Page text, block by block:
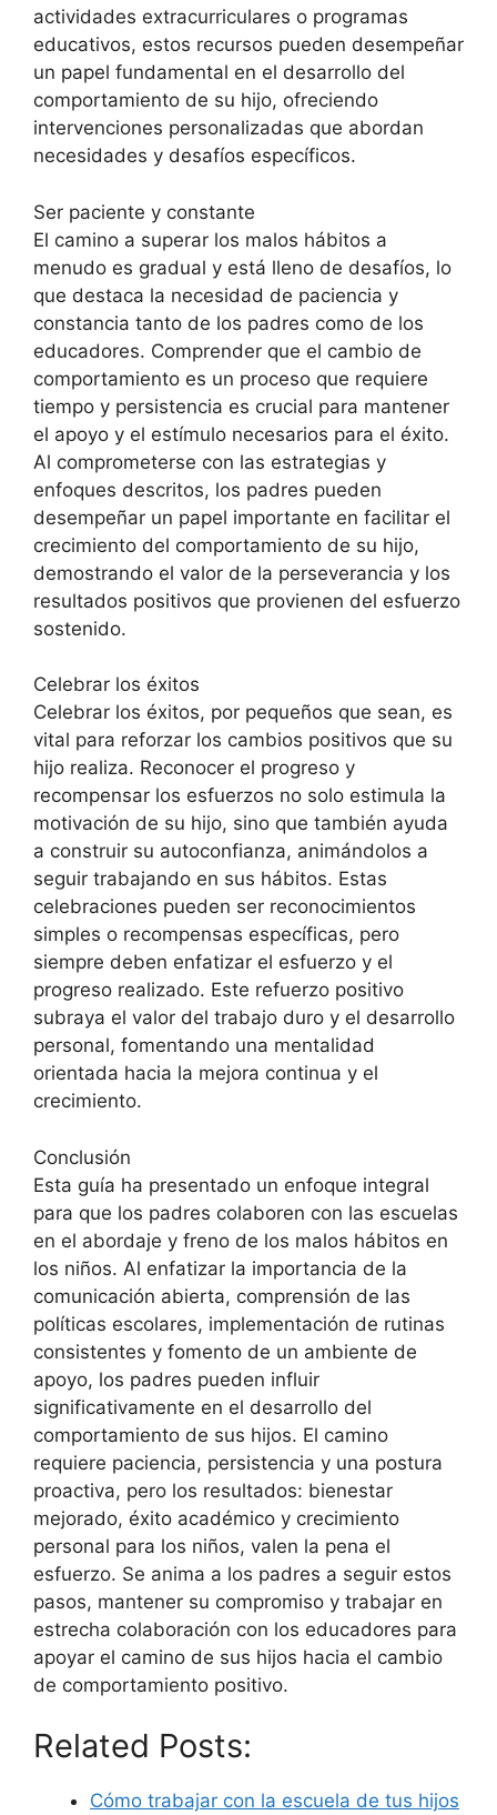
actividades extracurriculares o programas
educativos, estos recursos pueden desempeñar
un papel fundamental en el desarrollo del
comportamiento de su hijo, ofreciendo
intervenciones personalizadas que abordan
necesidades y desafíos específicos.
Ser paciente y constante
El camino a superar los malos hábitos a
menudo es gradual y está lleno de desafíos, lo
que destaca la necesidad de paciencia y
constancia tanto de los padres como de los
educadores. Comprender que el cambio de
comportamiento es un proceso que requiere
tiempo y persistencia es crucial para mantener
el apoyo y el estímulo necesarios para el éxito.
Al comprometerse con las estrategias y
enfoques descritos, los padres pueden
desempeñar un papel importante en facilitar el
crecimiento del comportamiento de su hijo,
demostrando el valor de la perseverancia y los
resultados positivos que provienen del esfuerzo
sostenido.
Celebrar los éxitos
Celebrar los éxitos, por pequeños que sean, es
vital para reforzar los cambios positivos que su
hijo realiza. Reconocer el progreso y
recompensar los esfuerzos no solo estimula la
motivación de su hijo, sino que también ayuda
a construir su autoconfianza, animándolos a
seguir trabajando en sus hábitos. Estas
celebraciones pueden ser reconocimientos
simples o recompensas específicas, pero
siempre deben enfatizar el esfuerzo y el
progreso realizado. Este refuerzo positivo
subraya el valor del trabajo duro y el desarrollo
personal, fomentando una mentalidad
orientada hacia la mejora continua y el
crecimiento.
Conclusión
Esta guía ha presentado un enfoque integral
para que los padres colaboren con las escuelas
en el abordaje y freno de los malos hábitos en
los niños. Al enfatizar la importancia de la
comunicación abierta, comprensión de las
políticas escolares, implementación de rutinas
consistentes y fomento de un ambiente de
apoyo, los padres pueden influir
significativamente en el desarrollo del
comportamiento de sus hijos. El camino
requiere paciencia, persistencia y una postura
proactiva, pero los resultados: bienestar
mejorado, éxito académico y crecimiento
personal para los niños, valen la pena el
esfuerzo. Se anima a los padres a seguir estos
pasos, mantener su compromiso y trabajar en
estrecha colaboración con los educadores para
apoyar el camino de sus hijos hacia el cambio
de comportamiento positivo.
Related Posts:
Cómo trabajar con la escuela de tus hijos